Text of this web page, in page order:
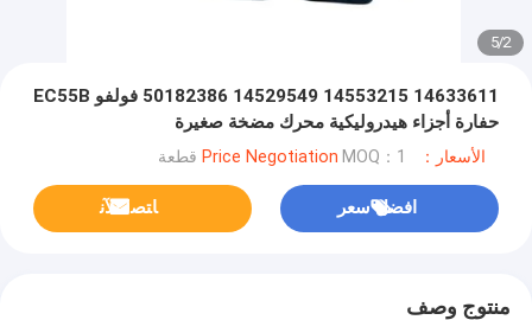
2
/
5
14633611 14553215 14529549 50182386 فولفو EC55B
حفارة أجزاء هيدروليكية محرك مضخة صغيرة
الأسعار：Price Negotiation MOQ：1 قطعة
افضل سعر ﺎﺘﺼﻟ ﺍﻶﻧ
منتوج وصف